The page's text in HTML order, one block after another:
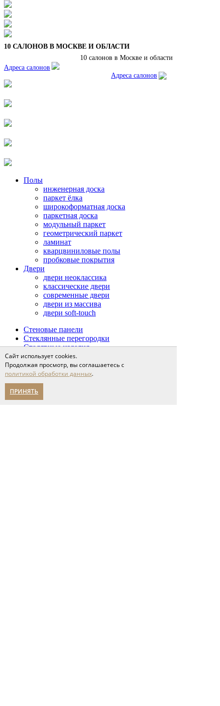
10 САЛОНОВ В МОСКВЕ И ОБЛАСТИ
10 салонов в Москве и области
Адреса салонов
Адреса салонов
Полы
инженерная доска
паркет ёлка
широкоформатная доска
паркетная доска
модульный паркет
геометрический паркет
ламинат
кварцвиниловые полы
пробковые покрытия
Двери
двери неоклассика
классические двери
современные двери
двери из массива
двери soft-touch
Стеновые панели
Стеклянные перегородки
Столярные изделия
Сопутствующие товары
Проекты
Сервис
Сайт использует cookies.
Продолжая просмотр, вы соглашаетесь с
политикой обработки данных.
ПРИНЯТЬ